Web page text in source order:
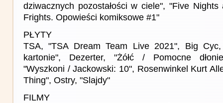
dziwacznych pozostałości w ciele", "Five Nights
Frights. Opowieści komiksowe #1"
PŁYTY
TSA, "TSA Dream Team Live 2021", Big
kartonie", Dezerter, "Żółć / Pomocne
"Wyszkoni / Jackowski: 10", Rosenwinkel Kurt
Thing", Ostry, "Slajdy"
FILMY